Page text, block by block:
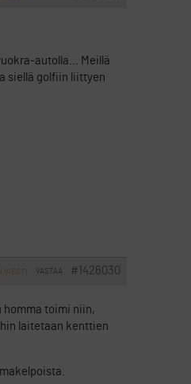
autolla… Meillä
siellä golfiin liittyen
#1426030
VASTAA
VIESTI
homma toimi niin,
laitetaan kenttien